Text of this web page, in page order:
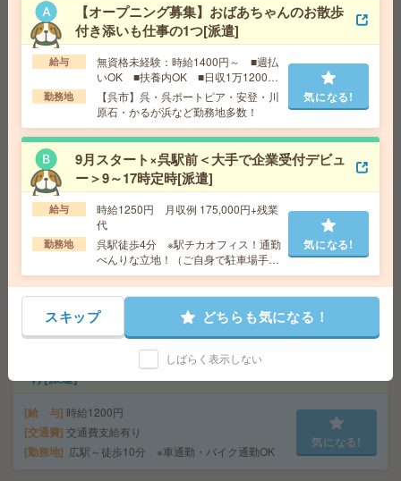
3ヵ月で69万円稼ぐ！病院で備品のチェックなど＊医療行
為はナシ[派遣]
無資格の方：時給1320円～1650円 / 介護福祉
士：時給1600円～2000円 / 初任者以上：時給1450円
～1812円
交通費 全額支給
勤務地
瀬野・みどり口など、勤務地多数！
気になる!
給与即払いOK！高時給！土日休み！お弁当の製造業務[派
遣]
時給1400円
交通費 交通費支給有り
呉駅～車5分 ※車通勤・バイク通勤OK
気になる!
給与即払いOK！平日休み！日勤のお仕事！食品の盛り付
け[派遣]
給 与 時給1200円
交通費 交通費支給有り
勤務地 広駅～徒歩10分 ※車通勤・バイク通勤OK
気になる!
【オープニング募集】おばあちゃんのお散歩
付き添いも仕事の1つ[派遣]
給与
無資格未経験：時給1400円～ ■週払
いOK ■扶養内OK ■日収1万1200円
以上
勤務地
【呉市】呉・呉ポートピア・安登・川
原石・かるが浜など勤務地多数！
気になる!
9月スタート×呉駅前＜大手で企業受付デビュ
ー＞9～17時定時[派遣]
給与
時給1250円 月収例 175,000円+残業
代
勤務地
呉駅徒歩4分 ※駅チカオフィス！通勤
べんりな立地！（ご自身で駐車場手配
いただければ車通勤OK！）
気になる!
スキップ どちらも気になる！
しばらく表示しない